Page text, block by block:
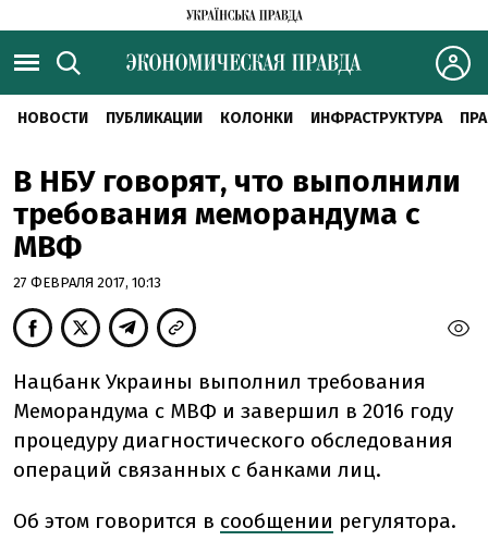
НОВОСТИ ПУБЛИКАЦИИ КОЛОНКИ ИНФРАСТРУКТУРА
В НБУ говорят, что выполнили
требования меморандума с
МВФ
27 ФЕВРАЛЯ 2017, 10:13
Нацбанк Украины выполнил требования
Меморандума с МВФ и завершил в 2016 году
процедуру диагностического обследования
операций связанных с банками лиц.
Об этом говорится в сообщении регулятора.